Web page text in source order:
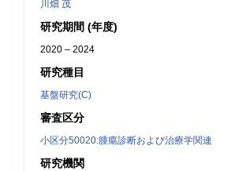
川畑 茂
研究期間 (年度)
2020 – 2024
研究種目
基盤研究(C)
審査区分
小区分50020:腫瘍診断および治療学関連
研究機関